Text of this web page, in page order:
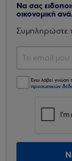
Να σας
οικονομική
Συμπληρώστε
Έχω λάβει γνώση
προσωπικών